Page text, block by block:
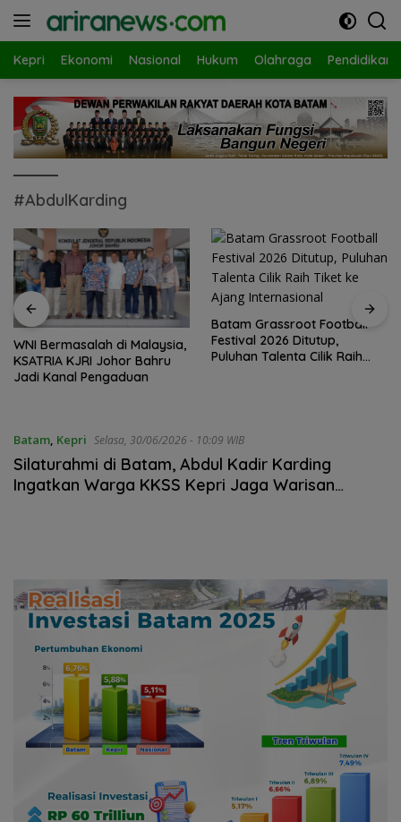
Kepri Ekonomi Nasional Hukum Olahraga Pendidikan
#AbdulKarding
WNI Bermasalah di Malaysia,
KSATRIA KJRI Johor Bahru
Jadi Kanal Pengaduan
Batam Grassroot Football
Festival 2026 Ditutup,
Puluhan Talenta Cilik Raih
Batam, Kepri Selasa, 30/06/2026 - 10:09 WIB
Silaturahmi di Batam, Abdul Kadir Karding
Ingatkan Warga KKSS Kepri Jaga Warisan